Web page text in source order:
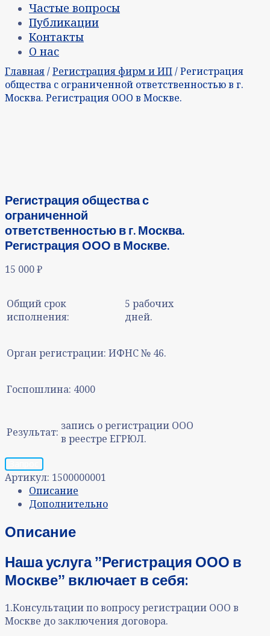
Частые вопросы
Публикации
Контакты
О нас
Главная/Регистрация фирм и ИП/ Регистрация
общества с ограниченной ответственностью в г.
Москва. Регистрация ООО в Москве.
Регистрация общества с
ограниченной
ответственностью в г. Москва.
Регистрация ООО в Москве.
15 000₽
Общий срок
исполнения:
5 рабочих
дней.
Орган регистрации: ИФНС № 46.
Госпошлина: 4000
Результат: запись о регистрации ООО
в реестре ЕГРЮЛ.
Артикул: 1500000001
Описание
Дополнительно
Описание
Наша услуга ˮРегистрация ООО в
Москвеˮ включает в себя:
1.Консультации по вопросу регистрации ООО в
Москве до заключения договора.